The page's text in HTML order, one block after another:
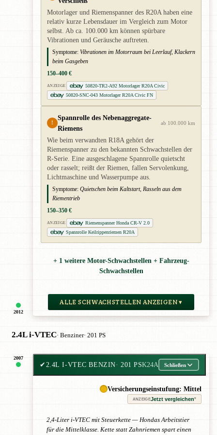
2012
Motorlager und Riemenspanner des R20A haben eine
relativ kurze Lebensdauer im Vergleich zum Motor
selbst. Ab ca. 100.000 km können spürbare
Vibrationen und Geräusche auftreten.
Symptome: Vibrationen im Motorraum bei Leerlauf, Klackern
beim Gasgeben
150–400 €
ANZEIGE
50820-TR2-A92 Motorlager R20A Civic
50820-SNC-043 Motorlager R20A Civic FN
!
Spannrolle des Nebenaggregate-
Riemens
ab 100.000 km
Wie beim verwandten R18A gehört der
Riemenspanner zu den bekannten Schwachstellen der
R-Serie. Eine ausgeschlagene Spannrolle quietscht
oder rasselt; reißt der Riemen, fallen Servolenkung,
Lichtmaschine und Wasserpumpe aus.
Symptome: Quietschen beim Kaltstart, Rasseln aus dem
Riementrieb
150–350 €
ANZEIGE
Riemenspanner Honda CR-V 2.0
Spannrolle Keilrippenriemen R20A
+ 1 weitere Motor-Schwachstellen + Fahrzeug-
Schwachstellen
ALLE SCHWACHSTELLEN ANZEIGEN ▾
2.4L i-VTEC· Benziner· 201 PS
2007
✔ 2.4L I-VTEC BENZIN· 201 PSK24A Schließen
Versicherungseinstufung: Mittel
ANZEIGEJetzt vergleichen*
2,4-Liter i-VTEC mit Steuerkette — Hondas Arbeitstier
für die Mittelklasse. Kette statt Zahnriemen spart einen